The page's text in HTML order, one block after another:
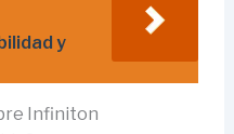
y
Infiniton